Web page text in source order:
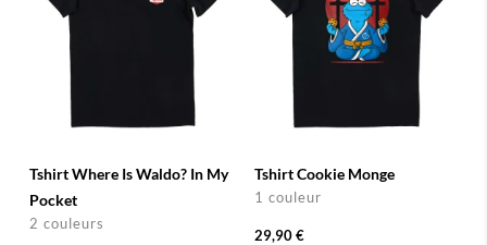
Tshirt Where Is Waldo? In My
Pocket
2 couleurs
Tshirt Cookie Monge
1 couleur
29,90 €